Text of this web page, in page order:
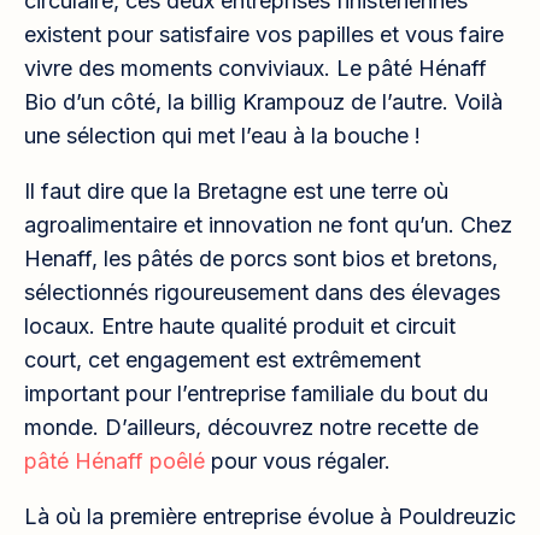
existent pour satisfaire vos papilles et vous faire
vivre des moments conviviaux. Le pâté Hénaff
Bio d’un côté, la billig Krampouz de l’autre. Voilà
une sélection qui met l’eau à la bouche !
Il faut dire que la Bretagne est une terre où
agroalimentaire et innovation ne font qu’un. Chez
Henaff, les pâtés de porcs sont bios et bretons,
sélectionnés rigoureusement dans des élevages
locaux. Entre haute qualité produit et circuit
court, cet engagement est extrêmement
important pour l’entreprise familiale du bout du
monde. D’ailleurs, découvrez notre recette de
pâté Hénaff poêlé pour vous régaler.
Là où la première entreprise évolue à Pouldreuzic